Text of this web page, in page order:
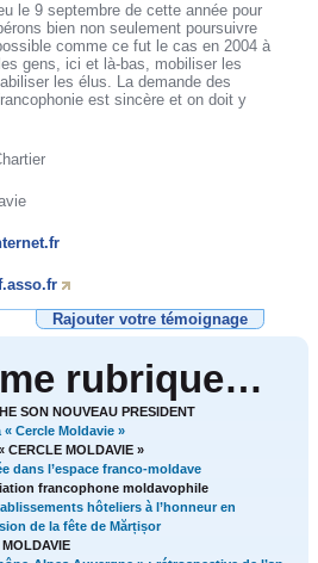
le 9 septembre de cette année pour
bien non seulement poursuivre
comme ce fut le cas en 2004 à
gens, ici et là-bas, mobiliser les
les élus. La demande des
est sincère et on doit y
Rajouter votre témoignage
rubrique…
SON NOUVEAU PRESIDENT
Cercle Moldavie »
MOLDAVIE »
dans l’espace franco-moldave
francophone moldavophile
hôteliers à l’honneur en
de la fête de Mărțișor